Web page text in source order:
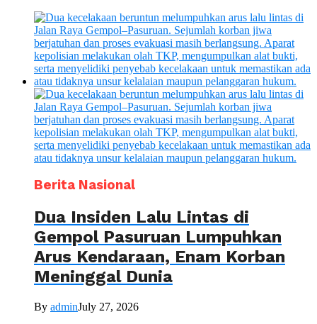
Berita Nasional
Dua Insiden Lalu Lintas di
Gempol Pasuruan Lumpuhkan
Arus Kendaraan, Enam Korban
Meninggal Dunia
By adminJuly 27, 2026